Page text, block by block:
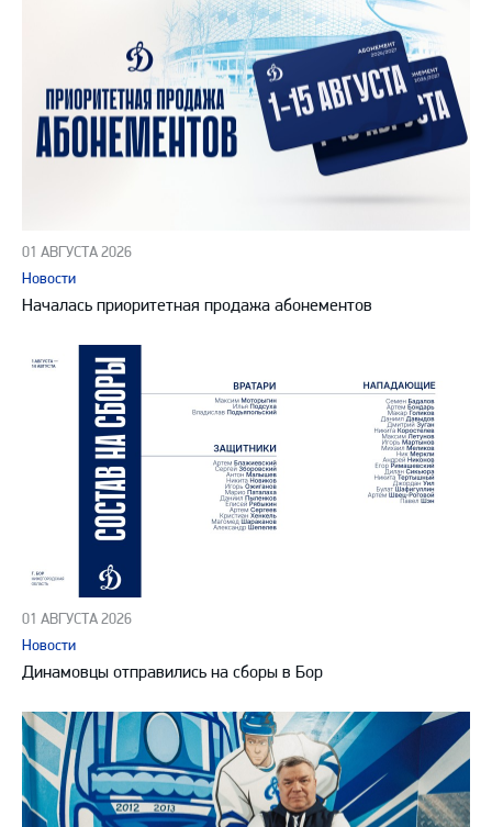
01 АВГУСТА 2026
Новости
Началась приоритетная продажа абонементов
01 АВГУСТА 2026
Новости
Динамовцы отправились на сборы в Бор